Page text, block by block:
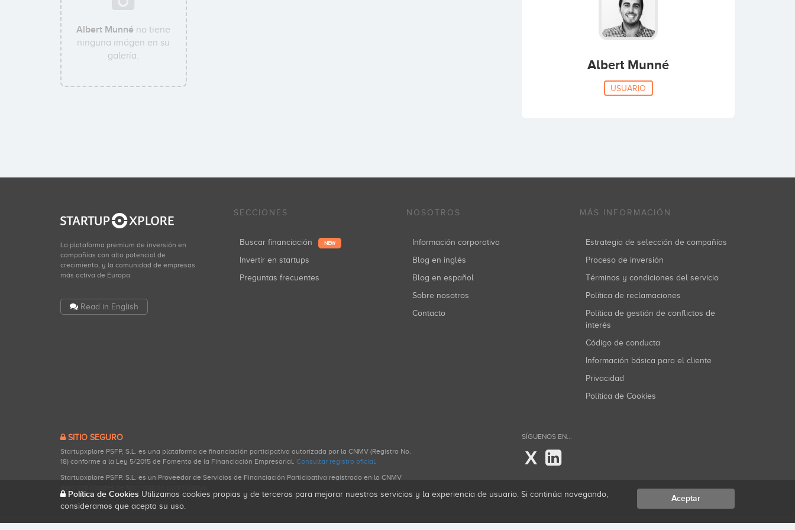
Albert Munné no tiene
ninguna imágen en su
galería.
Albert Munné
USUARIO
La plataforma premium de inversión en
compañías con alto potencial de
crecimiento, y la comunidad de empresas
más activa de Europa.
Read in English
SECCIONES
Buscar financiación NEW
Invertir en startups
Preguntas frecuentes
NOSOTROS
Información corporativa
Blog en inglés
Blog en español
Sobre nosotros
Contacto
MÁS INFORMACIÓN
Estrategia de selección de compañías
Proceso de inversión
Términos y condiciones del servicio
Política de reclamaciones
Política de gestión de conflictos de
interés
Código de conducta
Información básica para el cliente
Privacidad
Política de Cookies
SITIO SEGURO
Startupxplore PSFP, S.L. es una plataforma de financiación participativa autorizada por la CNMV (Registro No.
18) conforme a la Ley 5/2015 de Fomento de la Financiación Empresarial. Consultar registro oficial.
Startupxplore PSFP, S.L. es un Proveedor de Servicios de Financiación Participativa registrado en la CNMV
SÍGUENOS EN...
X
Política de Cookies Utilizamos cookies propias y de terceros para mejorar nuestros servicios y la experiencia de usuario. Si continúa navegando,
consideramos que acepta su uso.
Aceptar